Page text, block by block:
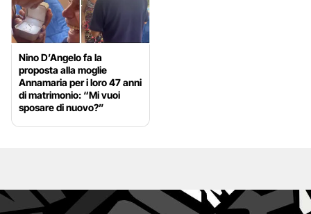
Nino D’Angelo fa la
proposta alla moglie
Annamaria per i loro 47 anni
di matrimonio: “Mi vuoi
sposare di nuovo?”